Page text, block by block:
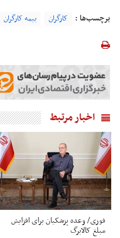
برچسب‌ها : کارگران بیمه کارگران
اخبار مرتبط
فوری/ وعده پزشکیان برای افزایش
مبلغ کالابرگ